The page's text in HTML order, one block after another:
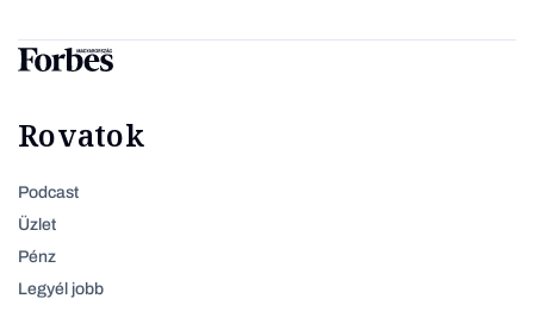
Rovatok
Podcast
Üzlet
Pénz
Legyél jobb